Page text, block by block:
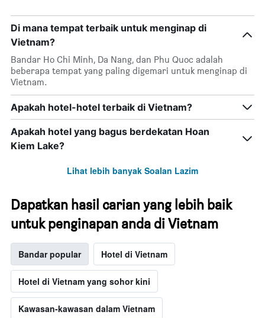
Di mana tempat terbaik untuk menginap di
Vietnam?
Bandar Ho Chi Minh, Da Nang, dan Phu Quoc adalah
beberapa tempat yang paling digemari untuk menginap di
Vietnam.
Apakah hotel-hotel terbaik di Vietnam?
Apakah hotel yang bagus berdekatan Hoan
Kiem Lake?
Lihat lebih banyak Soalan Lazim
Dapatkan hasil carian yang lebih baik
untuk penginapan anda di Vietnam
Bandar popular Hotel di Vietnam
Hotel di Vietnam yang sohor kini
Kawasan-kawasan dalam Vietnam